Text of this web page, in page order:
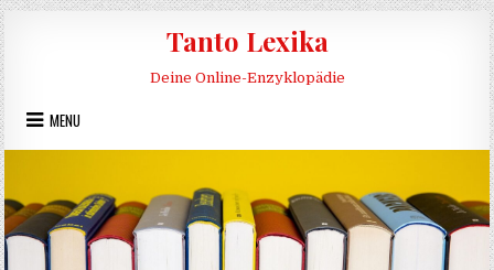
Skip to content
Tanto Lexika
Deine Online-Enzyklopädie
MENU